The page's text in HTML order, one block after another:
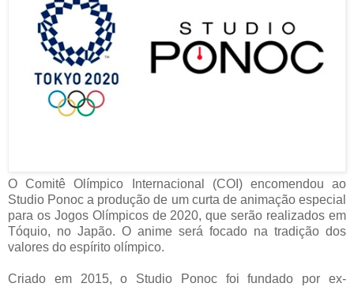
O Comitê Olímpico Internacional (COI) encomendou ao
Studio Ponoc a produção de um curta de animação especial
para os Jogos Olímpicos de 2020, que serão realizados em
Tóquio, no Japão. O anime será focado na tradição dos
valores do espírito olímpico.
Criado em 2015, o Studio Ponoc foi fundado por ex-